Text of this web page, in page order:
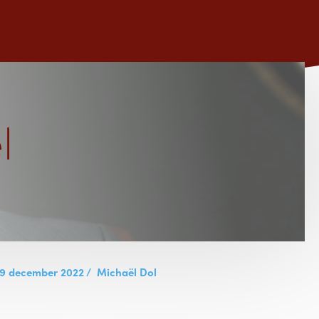
december 2022/ Michaël Dol